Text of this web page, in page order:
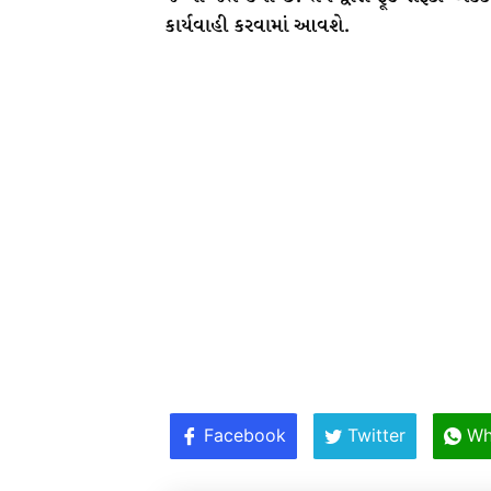
કાર્યવાહી કરવામાં આવશે.
Facebook Twitter